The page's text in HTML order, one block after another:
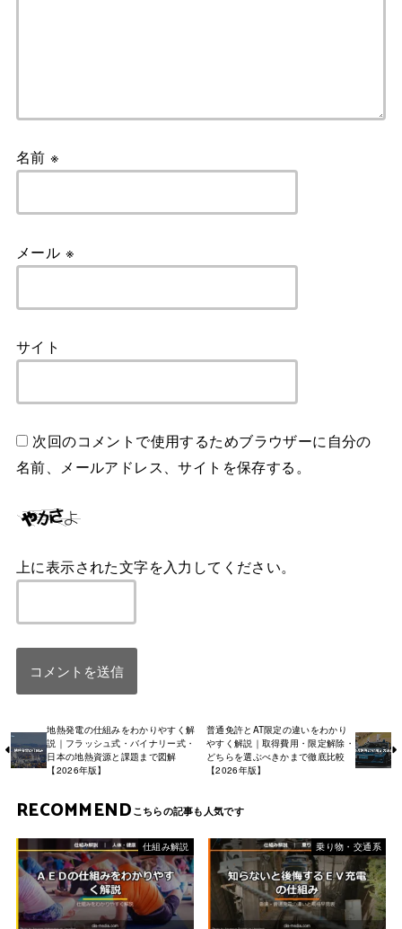
名前※
メール ※
サイト
次回のコメントで使用するためブラウザーに自分の
名前、メールアドレス、サイトを保存する。
上に表示された文字を入力してください。
地熱発電の仕組みをわかりやすく解
説｜フラッシュ式・バイナリー式・
日本の地熱資源と課題まで図解
【2026年版】
普通免許とAT限定の違いをわかり
やすく解説｜取得費用・限定解除・
どちらを選ぶべきかまで徹底比較
【2026年版】
RECOMMEND
仕組み解説 乗り物・交通系